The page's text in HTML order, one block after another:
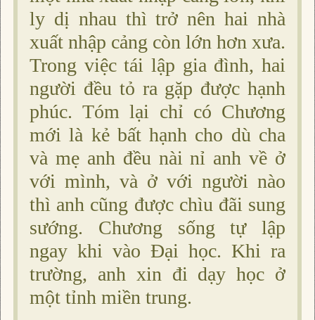
ly dị nhau thì trở nên hai nhà
xuất nhập cảng còn lớn hơn xưa.
Trong việc tái lập gia đình, hai
người đều tỏ ra gặp được hạnh
phúc. Tóm lại chỉ có Chương
mới là kẻ bất hạnh cho dù cha
và mẹ anh đều nài nỉ anh về ở
với mình, và ở với người nào
thì anh cũng được chìu đãi sung
sướng. Chương sống tự lập
ngay khi vào Ðại học. Khi ra
trường, anh xin đi dạy học ở
một tỉnh miền trung.